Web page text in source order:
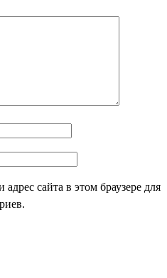
сайта в этом браузере для